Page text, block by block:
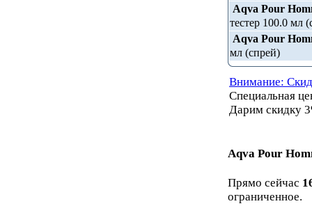
Aqva Pour
тестер 100.0 мл
Aqva Pour
мл (спрей)
Внимание:
Специальная
Дарим скидку
Aqva Pour
Прямо сейчас
ограниченное.